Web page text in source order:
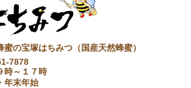
蜜の宝塚はちみつ（国産天然蜂蜜）
7878
～１７時
年末年始